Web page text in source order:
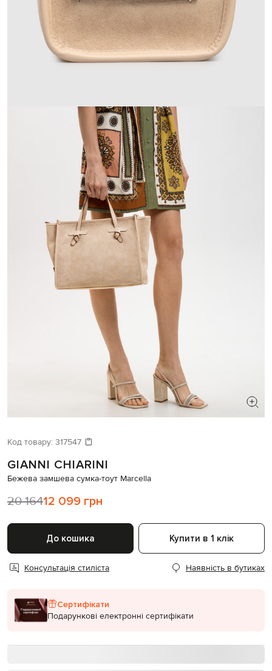
Давайте підберемо щось ще
Код товару: 317547
GIANNI CHIARINI
Бежева замшева сумка-тоут Marcella
20 16412 099 грн
До кошика Купити в 1 клік
Консультація стиліста Наявність в бутиках
Сертифікати
Подарункові електронні сертифікати